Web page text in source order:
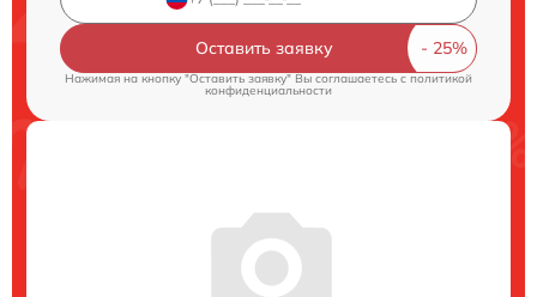
Оставить заявку
Нажимая на кнопку "Оставить заявку" Вы соглашаетесь cполитикой
конфиденциальности